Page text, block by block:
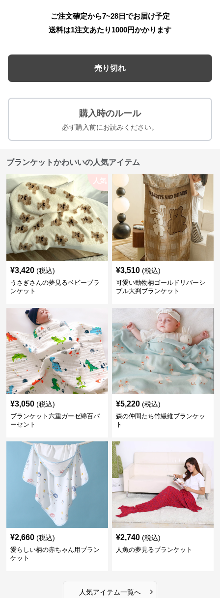
ご注文確定から7~28日でお届け予定
送料は1注文あたり 1000円かかります
売り切れ
購入時のルール
必ず購入前にお読みください。
ブランケットかわいいの人気アイテム
人気
¥3,420 (税込)
うさぎさんの夢見るベビーブラ
ンケット
¥3,510 (税込)
可愛い動物柄ゴールドリバーシ
ブル大判ブランケット
¥3,050 (税込)
ブランケット六重ガーゼ綿百パ
ーセント
¥5,220 (税込)
森の仲間たち竹繊維ブランケッ
ト
¥2,660 (税込)
愛らしい柄の赤ちゃん用ブラン
ケット
¥2,740 (税込)
人魚の夢見るブランケット
人気アイテム一覧へ ›